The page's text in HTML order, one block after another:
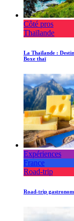
Côté pros
Thaïlande
La Thaïlande :
Boxe thaï
Expériences
France
Road-trip
Road-trip